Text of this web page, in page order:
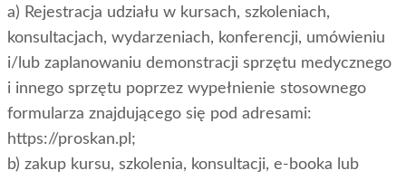
a) Rejestracja udziału w kursach, szkoleniach,
konsultacjach, wydarzeniach, konferencji, umówieniu
i/lub zaplanowaniu demonstracji sprzętu medycznego
i innego sprzętu poprzez wypełnienie stosownego
formularza znajdującego się pod adresami:
https://proskan.pl;
b) zakup kursu, szkolenia, konsultacji, e-booka lub